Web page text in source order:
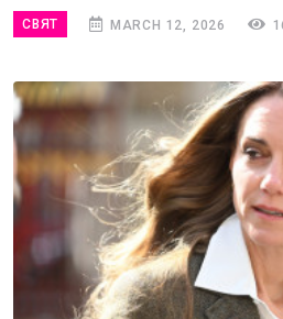
СВЯТ MARCH 12, 2026